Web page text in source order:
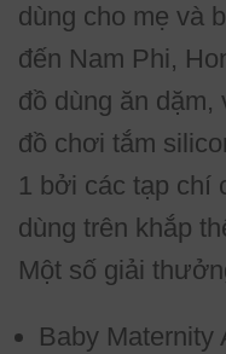
dùng cho mẹ và
đến Nam Phi,
đồ dùng ăn dặm,
đồ chơi tắm
1 bởi các tạp chí
dùng trên khắp
Một số giải
Baby Maternity